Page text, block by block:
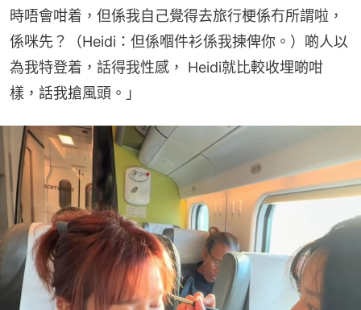
時唔會咁着，但係我自己覺得去旅行梗係冇所謂啦，
係咪先？（Heidi：但係嗰件衫係我揀俾你。）啲人以
為我特登着，話得我性感， Heidi就比較收埋啲咁
樣，話我搶風頭。」